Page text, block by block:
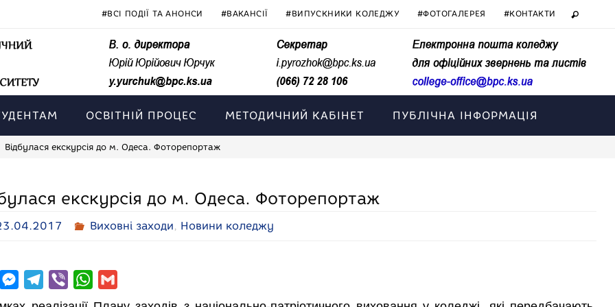
#ВСІ ПОДІЇ ТА АНОНСИ #ВАКАНСІЇ #ВИПУСКНИКИ КОЛЕДЖУ #ФОТОГАЛЕРЕЯ #КОНТАКТИ
ОСВІТНІЙ ПРОЦЕС МЕТОДИЧНИЙ КАБІНЕТ ПУБЛІЧНА ІНФОРМАЦІЯ
Відбулася екскурсія до м. Одеса. Фоторепортаж
екскурсія до м. Одеса. Фоторепортаж
Виховні заходи, Новини коледжу
M
W